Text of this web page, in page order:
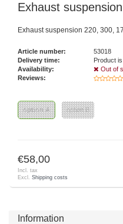
Exhaust
Exhaust suspension 220, 300,
Article number:
53018
Delivery time:
Product
Availability:
Out of
Reviews:
option A option B
€58,00
Incl. tax
Excl. Shipping costs
Information